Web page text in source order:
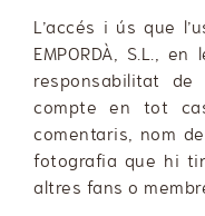
L’accés i ús que
EMPORDÀ, S.L.,
responsabilitat
compte en tot
comentaris, nom
fotografia que hi
altres fans o